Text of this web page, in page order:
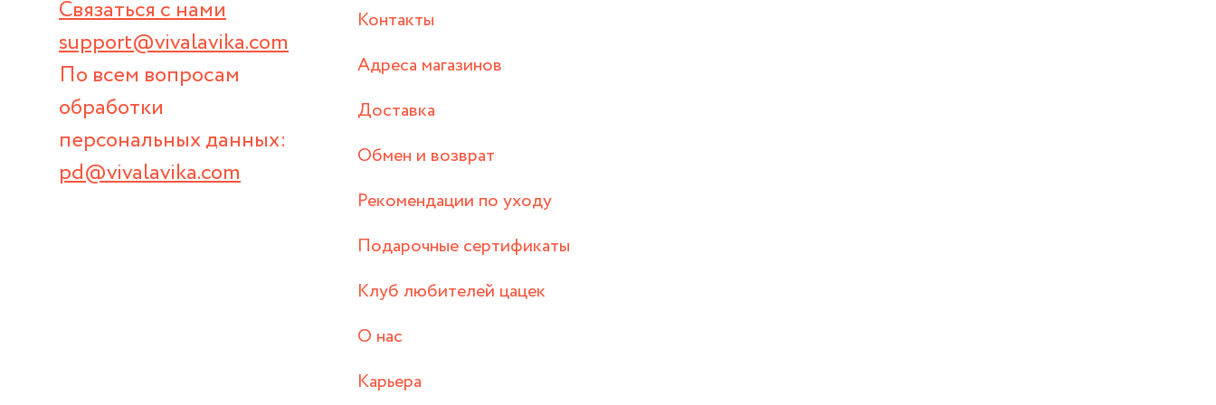
Связаться с нами
support@vivalavika.com
По всем вопросам
обработки
персональных данных:
pd@vivalavika.com
Контакты
Адреса магазинов
Доставка
Обмен и возврат
Рекомендации по уходу
Подарочные сертификаты
Клуб любителей цацек
О нас
Карьера